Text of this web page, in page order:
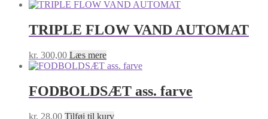
TRIPLE FLOW VAND AUTOMAT
kr. 300,00 Læs mere
FODBOLDSÆT ass. farve
kr. 28,00 Tilføj til kurv